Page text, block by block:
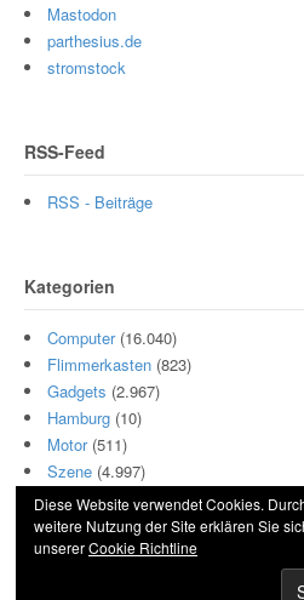
Mastodon
parthesius.de
stromstock
RSS-Feed
RSS - Beiträge
Kategorien
Computer(16.040)
Flimmerkasten (823)
Gadgets (2.967)
Hamburg (10)
Motor(511)
Szene (4.997)
© 2026 Hightech und Blech. All Rights
Diese Website verwendet Cookies.
weitere Nutzung der Site erklären Sie
unsererCookie Richtline